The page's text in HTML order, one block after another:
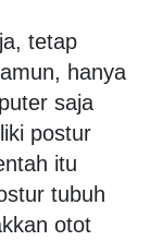
tetap
hanya
saja
postur
itu
tubuh
otot